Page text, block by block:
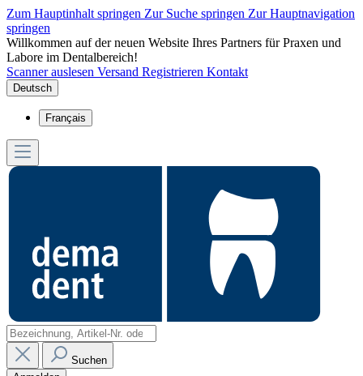
Zum Hauptinhalt springen Zur Suche springen Zur Hauptnavigation
springen
Willkommen auf der neuen Website Ihres Partners für Praxen und
Labore im Dentalbereich!
Scanner auslesen Versand Registrieren Kontakt
Deutsch
Français
Suchen